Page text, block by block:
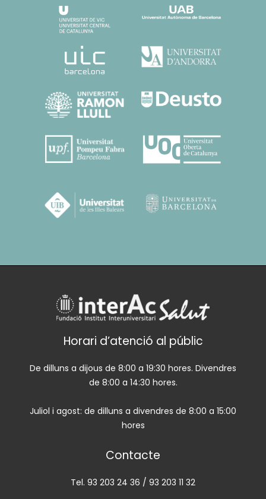
Horari d’atenció al públic
De dilluns a dijous de 8:00 a 19:30 hores. Divendres
de 8:00 a 14:30 hores.
Juliol i agost: de dilluns a divendres de 8:00 a 15:00
hores
Contacte
Tel. 93 203 24 36 / 93 203 11 32